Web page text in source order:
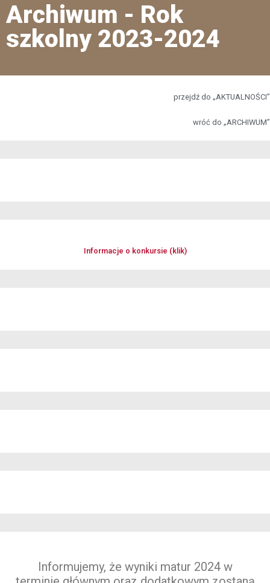
Archiwum - Rok
szkolny 2023-2024
przejdź do „AKTUALNOŚCI”
wróć do „ARCHIWUM”
Informacje o konkursie (klik)
Informujemy, że wyniki matur 2024 w